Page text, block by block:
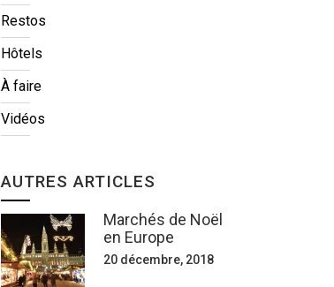
Restos
Hôtels
À faire
Vidéos
AUTRES ARTICLES
Marchés de Noël
en Europe
20 décembre, 2018